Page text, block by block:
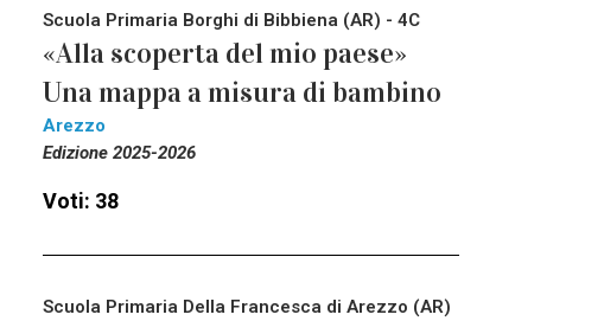
Scuola Primaria Borghi di Bibbiena (AR) - 4C
«Alla scoperta del mio paese»
Una mappa a misura di bambino
Arezzo
Edizione 2025-2026
Voti: 38
Scuola Primaria Della Francesca di Arezzo (AR)